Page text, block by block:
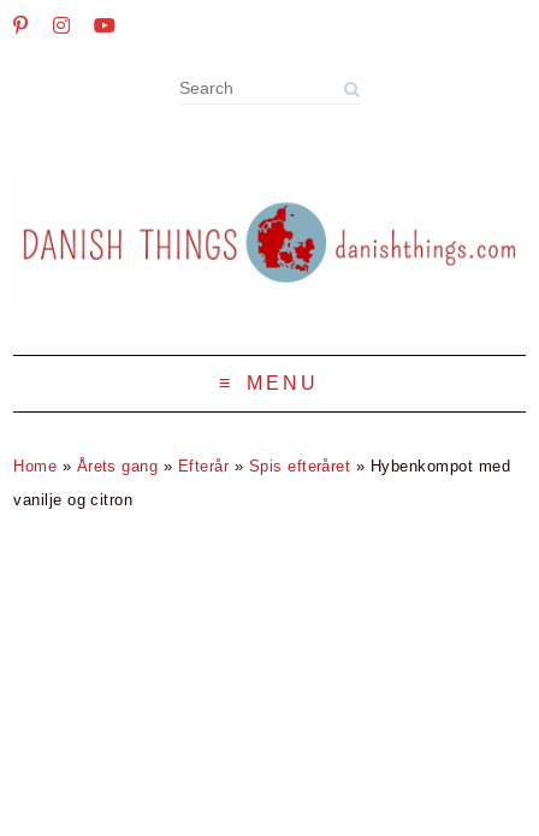
MENU
Home » Årets gang » Efterår » Spis efteråret » Hybenkompot med
vanilje og citron